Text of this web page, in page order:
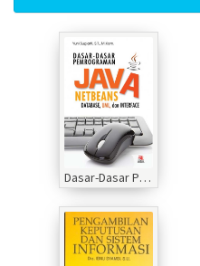
Dasar-Dasar Pemograman Java Netbeans: Database, UML, dan Interface